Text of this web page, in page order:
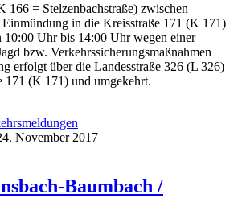
166 = Stelzenbachstraße) zwischen
Einmündung in die Kreisstraße 171 (K 171)
10:00 Uhr bis 14:00 Uhr wegen einer
bzw. Verkehrssicherungsmaßnahmen
erfolgt über die Landesstraße 326 (L 326) –
171 (K 171) und umgekehrt.
November 2017
Baumbach /